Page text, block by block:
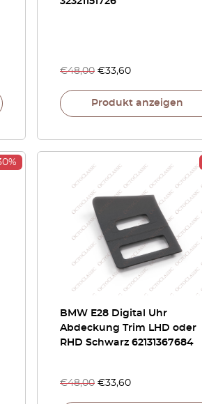
€48,00 €33,60
Produkt anzeigen
BMW E28 Digital Uhr
Abdeckung Trim LHD oder
RHD Schwarz 62131367684
€48,00 €33,60